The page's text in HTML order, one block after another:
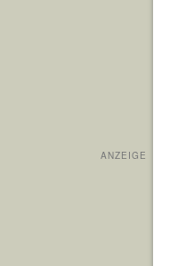
ANZEIGE